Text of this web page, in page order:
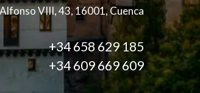
VIII, 43, 16001, Cuenca
+34 658 629 185
+34 609 669 609